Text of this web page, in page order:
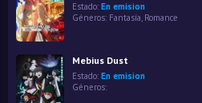
Estado: En emision
Géneros: Fantasía, Romance
Mebius Dust
Estado: En emision
Géneros: